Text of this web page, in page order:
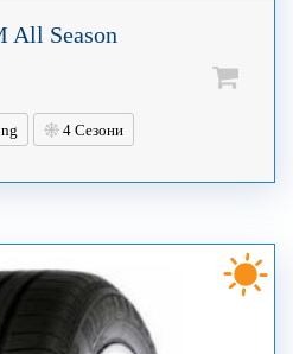
All Season
4 Сезони